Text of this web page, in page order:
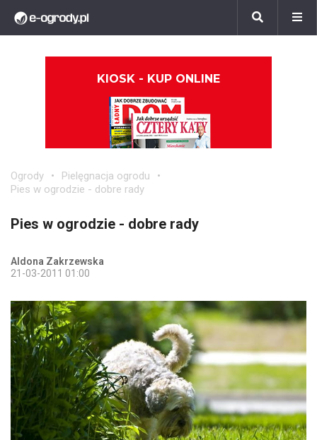
KIOSK - KUP ONLINE
Ogrody
Pielęgnacja ogrodu
Pies w ogrodzie - dobre rady
Pies w ogrodzie - dobre rady
Aldona Zakrzewska
21-03-2011 01:00